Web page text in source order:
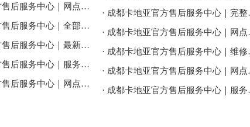
· 成都卡地亚官方售后服务中心｜网点地址与售后服务电话权威信息公告（2026年7月最新）
· 成都卡地亚官方售后服务中心｜全部地址及24小时客服热线权威信息公告（2026年7月最新）
· 成都卡地亚官方售后服务中心｜最新地址及官方客服热线权威信息通告（2026年7月最新）
· 成都卡地亚官方售后服务中心｜服务热线及网点地址权威信息公告（2026年7月最新）
· 成都卡地亚官方售后服务中心｜网点地址与官方客服电话权威信息公告（2026年7月最新）
· 成都卡地亚
· 成都卡地
· 成都卡地亚
· 成都卡地亚
· 成都卡地亚